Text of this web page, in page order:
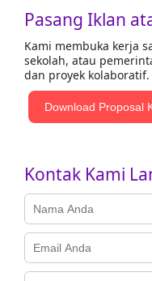
Pasang Iklan
Kami membuka kerja
sekolah, atau
dan proyek kolaboratif.
Download Proposal
Kontak Kami